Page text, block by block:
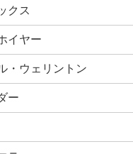
クス
イヤー
・ウェリントン
ー